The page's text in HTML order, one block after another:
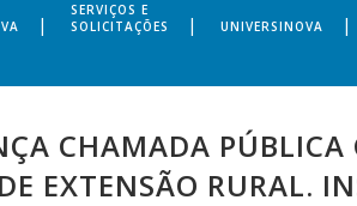
SERVIÇOS E
SOLICITAÇÕES
UNIVERSINOVA
CHAMADA
EXTENSÃO RURAL.